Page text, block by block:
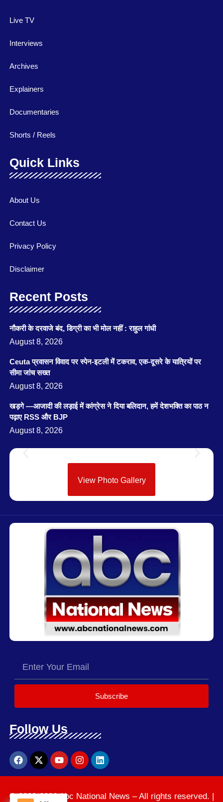
Live TV
Interviews
Archives
Explainers
Documentaries
Shorts / Reels
Quick Links
About Us
Contact Us
Privacy Policy
Disclaimer
Recent Posts
नौकरी के दरवाजे बंद, डिग्री का भी मोल नहीं : राहुल गांधी
August 8, 2026
Ceuta प्रवासन विवाद पर स्पेन-इटली में टकराव, एक-दूसरे के यात्रियों पर
सीमा जांच सख्त
August 8, 2026
खड़गे —आजादी की लड़ाई में कांग्रेस ने दिया बलिदान, हमें देशभक्ति का पाठ न
पढ़ाए RSS और BJP
August 8, 2026
View Photo Gallery
Subscribe
Follow Us
© 2020-2026 Abc National News – All rights reserved. |